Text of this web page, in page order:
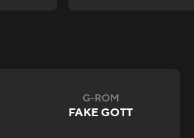
G-ROM
FAKE GOTT